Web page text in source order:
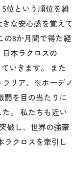
5位という順位を維
な安心感を覚えて
の8か月間で得た経
本ラクロスの
いきます。 また
ラリア、※ホーデノ
闘を目の当たりに
。 私たちも近い
破し、世界の強豪
ラクロスを牽引し